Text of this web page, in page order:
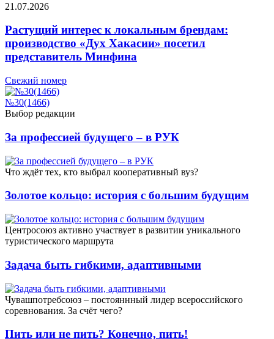
21.07.2026
Растущий интерес к локальным брендам:
производство «Дух Хакасии» посетил
представитель Минфина
Свежий номер
№30(1466)
Выбор редакции
За профессией будущего – в РУК
Что ждёт тех, кто выбрал кооперативный вуз?
Золотое кольцо: история с большим будущим
Центросоюз активно участвует в развитии уникального
туристического маршрута
Задача быть гибкими, адаптивными
Чувашпотребсоюз – постояннный лидер всероссийского
соревнования. За счёт чего?
Пить или не пить? Конечно, пить!